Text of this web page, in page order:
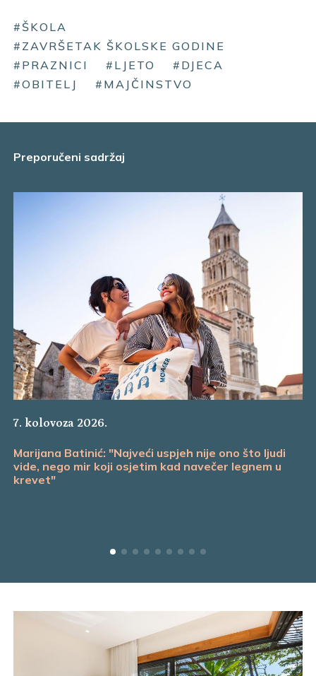
#ŠKOLA
#ZAVRŠETAK ŠKOLSKE GODINE
#PRAZNICI
#LJETO
#DJECA
#OBITELJ
#MAJČINSTVO
Preporučeni sadržaj
7. kolovoza 2026.
Marijana Batinić: "Najveći uspjeh nije ono što ljudi
vide, nego mir koji osjetim kad navečer legnem u
krevet"